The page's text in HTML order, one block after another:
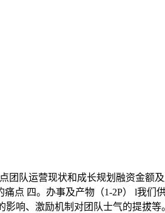
队运营现状和成长规划融资金额
点 四。办事及产物（1-2P） l我们
响、激励机制对团队士气的提拔